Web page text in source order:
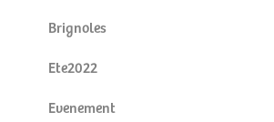
Brignoles
Ete2022
Evenement